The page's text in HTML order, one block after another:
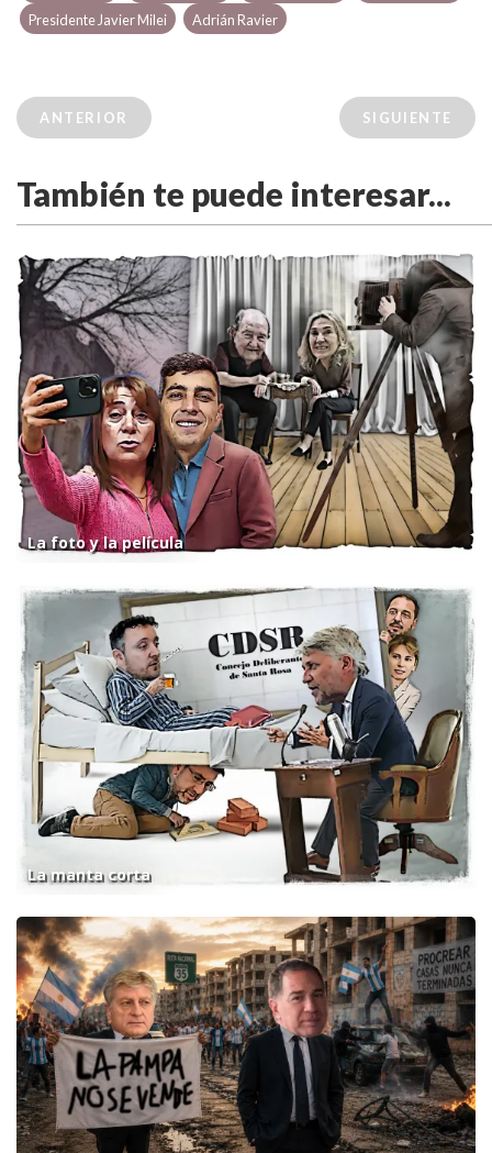
Presidente Javier Milei
Adrián Ravier
ANTERIOR SIGUIENTE
También te puede interesar...
La foto y la película
La manta corta